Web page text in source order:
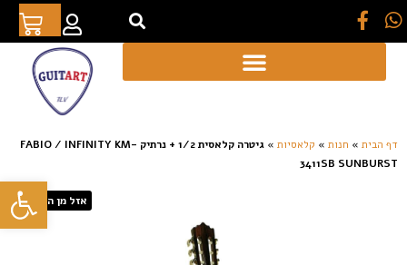
פתח
דף הבית » חנות » קלאסיות »
גיטרה קלאסית 1/2 + נרתיק FABIO / INFINITY KM-
3411SB SUNBURST
אזל מן המלאי